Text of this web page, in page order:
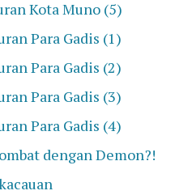
Kota Muno (5)
Para Gadis (1)
Para Gadis (2)
Para Gadis (3)
Para Gadis (4)
dengan Demon?!